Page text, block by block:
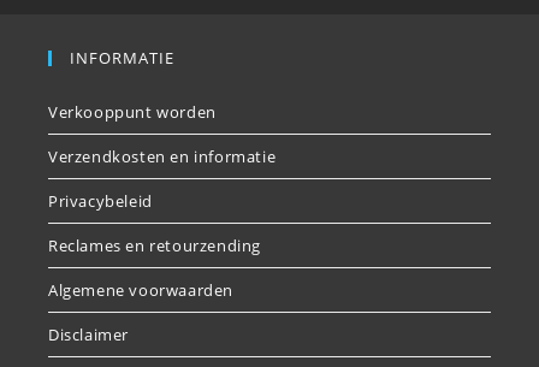
INFORMATIE
Verkooppunt worden
Verzendkosten en informatie
Privacybeleid
Reclames en retourzending
Algemene voorwaarden
Disclaimer